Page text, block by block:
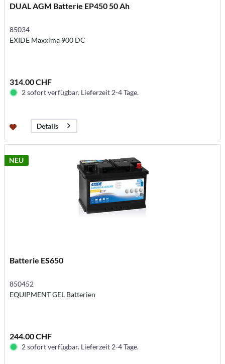
DUAL AGM Batterie EP450 50 Ah
85034
EXIDE Maxxima 900 DC
314.00 CHF
2 sofort verfügbar. Lieferzeit 2-4 Tage.
Details
NEU
Batterie ES650
850452
EQUIPMENT GEL Batterien
244.00 CHF
2 sofort verfügbar. Lieferzeit 2-4 Tage.